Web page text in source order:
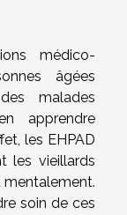
médico-
âgées
malades
apprendre
les EHPAD
les vieillards
mentalement.
soin de ces